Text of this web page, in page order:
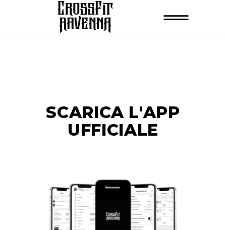
SCARICA L'APP
UFFICIALE